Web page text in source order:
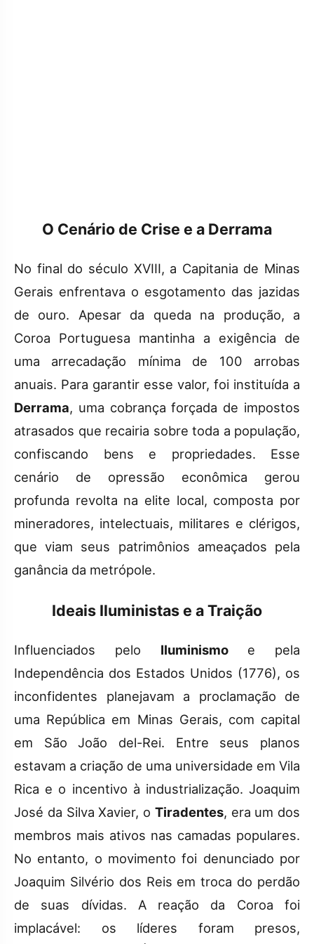
O Cenário de Crise e a Derrama
No final do século XVIII, a Capitania de Minas
Gerais enfrentava o esgotamento das jazidas
de ouro. Apesar da queda na produção, a
Coroa Portuguesa mantinha a exigência de
uma arrecadação mínima de 100 arrobas
anuais. Para garantir esse valor, foi instituída a
Derrama, uma cobrança forçada de impostos
atrasados que recairia sobre toda a população,
confiscando bens e propriedades. Esse
cenário de opressão econômica gerou
profunda revolta na elite local, composta por
mineradores, intelectuais, militares e clérigos,
que viam seus patrimônios ameaçados pela
ganância da metrópole.
Ideais Iluministas e a Traição
Influenciados pelo Iluminismoe pela
Independência dos Estados Unidos (1776), os
inconfidentes planejavam a proclamação de
uma República em Minas Gerais, com capital
em São João del-Rei. Entre seus planos
estavam a criação de uma universidade em Vila
Rica e o incentivo à industrialização. Joaquim
José da Silva Xavier, o Tiradentes, era um dos
membros mais ativos nas camadas populares.
No entanto, o movimento foi denunciado por
Joaquim Silvério dos Reis em troca do perdão
de suas dívidas. A reação da Coroa foi
implacável: os líderes foram presos,